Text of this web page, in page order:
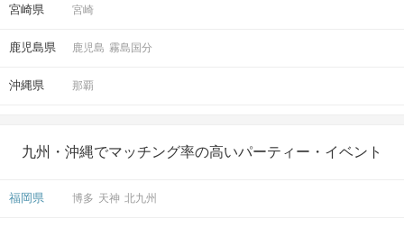
宮崎県 宮崎
鹿児島県 鹿児島 霧島国分
沖縄県 那覇
九州・沖縄でマッチング率の高いパーティー・イベント
福岡県 博多 天神 北九州